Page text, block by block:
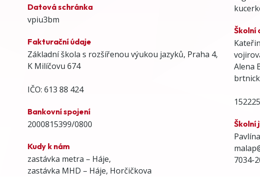
Datová schránka
vpiu3bm
Fakturační údaje
Základní škola s rozšířenou výukou jazyků, Praha 4,
K Milíčovu 674
IČO: 613 88 424
Bankovní spojení
2000815399/0800
Kudy k nám
zastávka metra – Háje,
zastávka MHD – Háje, Horčičkova
Školní
Alena
Školní
7034-